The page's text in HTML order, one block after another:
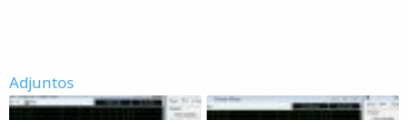
Adjuntos